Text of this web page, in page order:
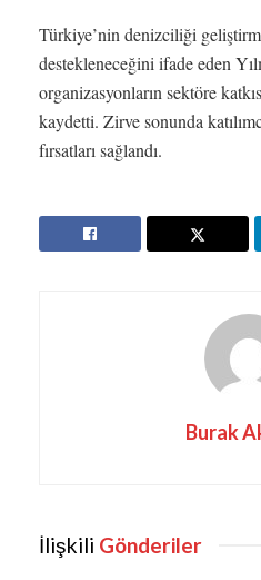
Türkiye’nin denizciliği
destekleneceğini ifade eden
organizasyonların sektöre
kaydetti. Zirve sonunda
fırsatları sağlandı.
Burak
İlişkili Gönderiler